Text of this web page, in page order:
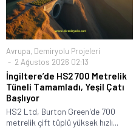
Avrupa, Demiryolu Projeleri
2 Ağustos 2026 02:13
İngiltere’de HS2 700 Metrelik
Tüneli Tamamladı, Yeşil Çatı
Başlıyor
HS2 Ltd, Burton Green'de 700
metrelik çift tüplü yüksek hızlı...